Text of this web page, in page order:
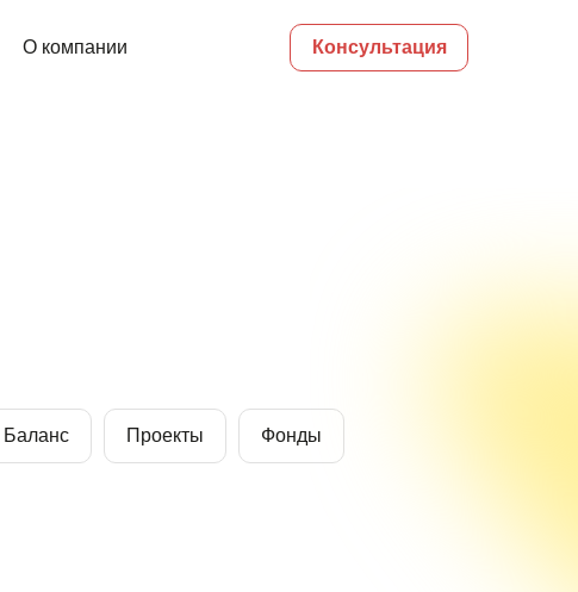
Консультация
О компании
Баланс Проекты Фонды